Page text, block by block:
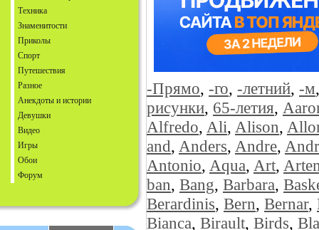
Техника
Знаменитости
Приколы
Спорт
Путешествия
Разное
Анекдоты и истории
Девушки
Видео
Игры
Обои
Форум
-Прямо, -го, -летний, -м
рисунки, 65-летия,
Alfredo, Ali, Alison,
and, Anders, Andre,
Antonio, Aqua, Art,
ban, Bang, Barbara,
Berardinis, Bern, Bernar,
Bianca, Birault, Birds,